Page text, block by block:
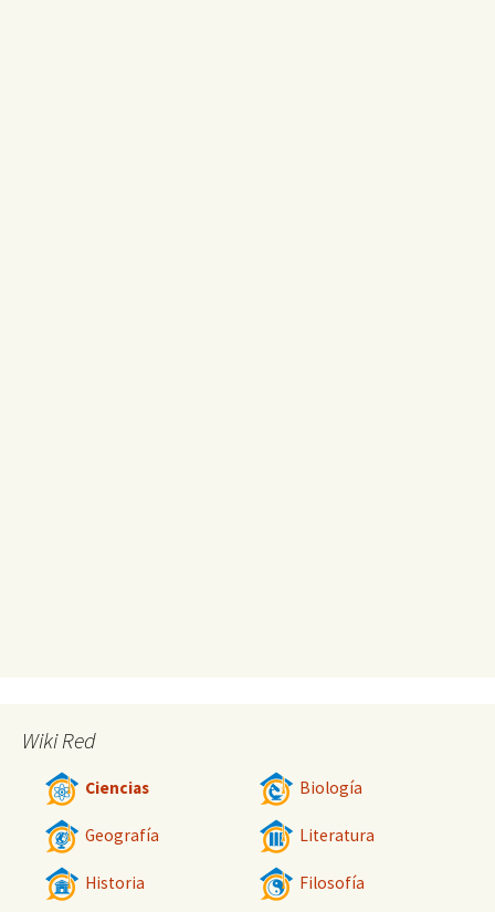
Wiki Red
Ciencias Biología
Geografía Literatura
Historia Filosofía